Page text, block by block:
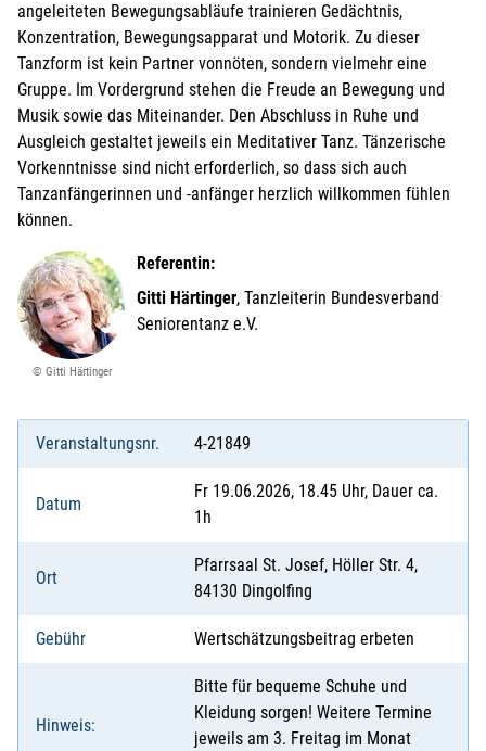
angeleiteten Bewegungsabläufe trainieren Gedächtnis,
Konzentration, Bewegungsapparat und Motorik. Zu dieser
Tanzform ist kein Partner vonnöten, sondern vielmehr eine
Gruppe. Im Vordergrund stehen die Freude an Bewegung und
Musik sowie das Miteinander. Den Abschluss in Ruhe und
Ausgleich gestaltet jeweils ein Meditativer Tanz. Tänzerische
Vorkenntnisse sind nicht erforderlich, so dass sich auch
Tanzanfängerinnen und -anfänger herzlich willkommen fühlen
können.
© Gitti Härtinger
Referentin:
Gitti Härtinger, Tanzleiterin Bundesverband
Seniorentanz e.V.
Veranstaltungsnr. 4-21849
Datum
Fr 19.06.2026, 18.45 Uhr, Dauer ca.
1h
Ort
Pfarrsaal St. Josef, Höller Str. 4,
84130 Dingolfing
Gebühr Wertschätzungsbeitrag erbeten
Hinweis:
Bitte für bequeme Schuhe und
Kleidung sorgen! Weitere Termine
jeweils am 3. Freitag im Monat